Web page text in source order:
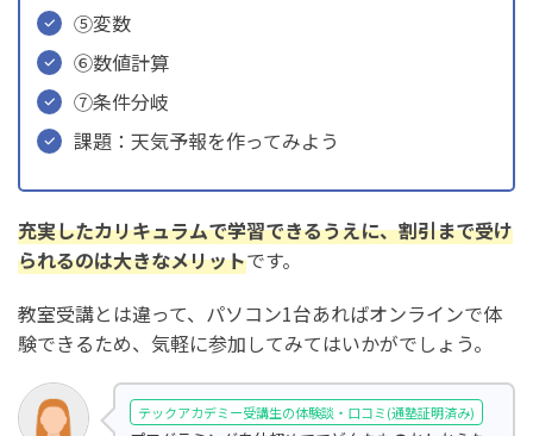
⑤変数
⑥数値計算
⑦条件分岐
課題：天気予報を作ってみよう
充実したカリキュラムで学習できるうえに、割引まで受け
られるのは大きなメリットです。
教室受講とは違って、パソコン1台あればオンラインで体
験できるため、気軽に参加してみてはいかがでしょう。
テックアカデミー受講生の体験談・口コミ(通塾証明済み)